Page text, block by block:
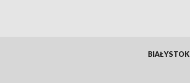
BIAŁYSTOK